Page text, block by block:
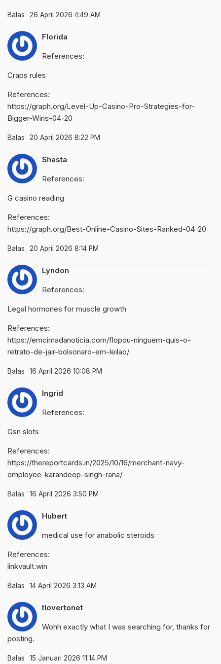
Balas 26 April 2026 4:49 AM
Florida
References:
Craps rules
References:
https://graph.org/Level-Up-Casino-Pro-Strategies-for-
Bigger-Wins-04-20
Balas 20 April 2026 8:22 PM
Shasta
References:
G casino reading
References:
https://graph.org/Best-Online-Casino-Sites-Ranked-04-20
Balas 20 April 2026 8:14 PM
Lyndon
References:
Legal hormones for muscle growth
References:
https://emcimadanoticia.com/flopou-ninguem-quis-o-
retrato-de-jair-bolsonaro-em-leilao/
Balas 16 April 2026 10:08 PM
Ingrid
References:
Gsn slots
References:
https://thereportcards.in/2025/10/16/merchant-navy-
employee-karandeep-singh-rana/
Balas 16 April 2026 3:50 PM
Hubert
medical use for anabolic steroids
References:
linkvault.win
Balas 14 April 2026 3:13 AM
tlovertonet
Wohh exactly what I was searching for, thanks for
posting.
Balas 15 Januari 2026 11:14 PM